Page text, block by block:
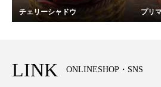
チェリーシャドウ プリ
LINK ONLINESHOP・SNS